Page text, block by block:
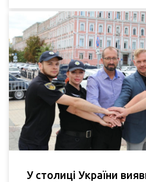
У столиці України